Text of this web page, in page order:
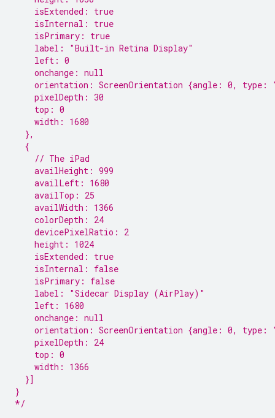
    isExtended: true
    isInternal: true
    isPrimary: true
    label: "Built-in Retina Display"
    left: 0
    onchange: null
orientation: ScreenOrientation {angle: 0, type:
    pixelDepth: 30
    top: 0
    width: 1680
  },
  {
    // The iPad
    availHeight: 999
    availLeft: 1680
    availTop: 25
    availWidth: 1366
    colorDepth: 24
    devicePixelRatio: 2
    height: 1024
    isExtended: true
    isInternal: false
    isPrimary: false
    label: "Sidecar Display (AirPlay)"
    left: 1680
    onchange: null
orientation: ScreenOrientation {angle: 0, type:
    pixelDepth: 24
    top: 0
    width: 1366
  }]
}
*/